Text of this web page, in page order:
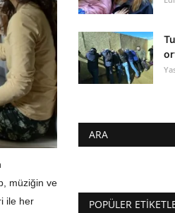
müziğin ve
ile her
ARA
POPÜLER